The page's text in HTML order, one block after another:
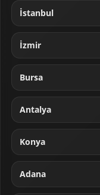
İstanbul
İzmir
Bursa
Antalya
Konya
Adana